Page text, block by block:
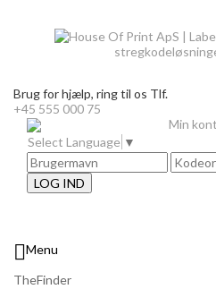
Brug for hjælp, ring til os Tlf.
+45 555 000 75
Select Language ▼
LOG IND
Min
Menu
TheFinder